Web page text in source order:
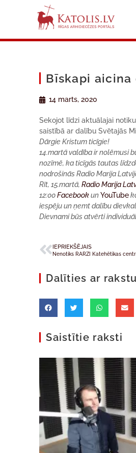
Bīskapi
14 marts, 2020
Sekojot līdzi aktuālajai
saistībā ar dalību Svētajās
Dārgie Kristum ticīgie!
14.martā valdība ir nolēmusi
nozīmē, ka ticīgās tautas
nodrošinās Radio Marija
Rīt, 15.martā,Radio Marija
12:00FacebookunYouTube
iespēju un ņemt dalību
Dievnami būs atvērti
IEPRIEKŠĒJAIS
Dalīties ar rakstu
Saistītie raksti